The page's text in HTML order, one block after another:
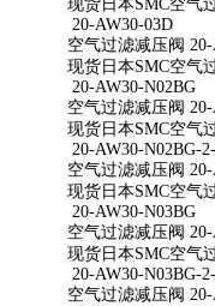
现货日本SMC空气
20-AW30-03D
空气过滤减压阀
现货日本SMC空气
20-AW30-N02BG
空气过滤减压阀
现货日本SMC空气
20-AW30-N02BG-
空气过滤减压阀
现货日本SMC空气
20-AW30-N03BG
空气过滤减压阀
现货日本SMC空气
20-AW30-N03BG-
空气过滤减压阀